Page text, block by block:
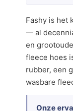
Fashy is het
— al
en
fleece hoes
rubber, een
wasbare
Onze